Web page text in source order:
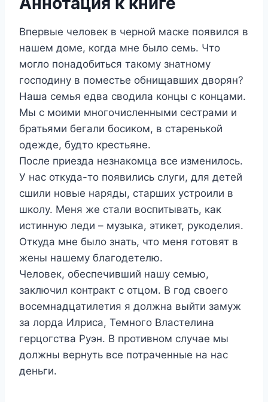
Впервые человек в черной маске появился в
нашем доме, когда мне было семь. Что
могло понадобиться такому знатному
господину в поместье обнищавших дворян?
Наша семья едва сводила концы с концами.
Мы с моими многочисленными сестрами и
братьями бегали босиком, в старенькой
одежде, будто крестьяне.
После приезда незнакомца все изменилось.
У нас откуда-то появились слуги, для детей
сшили новые наряды, старших устроили в
школу. Меня же стали воспитывать, как
истинную леди – музыка, этикет, рукоделия.
Откуда мне было знать, что меня готовят в
жены нашему благодетелю.
Человек, обеспечивший нашу семью,
заключил контракт с отцом. В год своего
восемнадцатилетия я должна выйти замуж
за лорда Илриса, Темного Властелина
герцогства Руэн. В противном случае мы
должны вернуть все потраченные на нас
деньги.